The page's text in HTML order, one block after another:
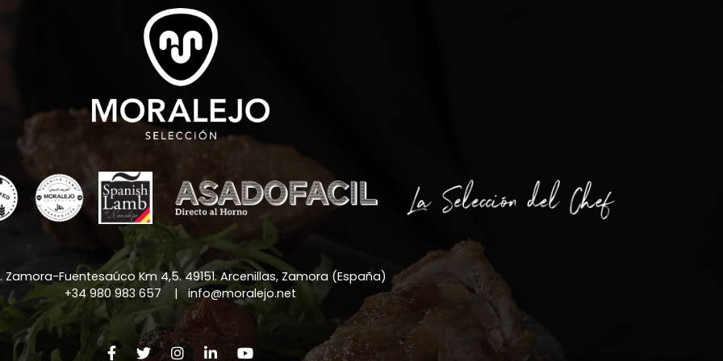
Zamora-Fuentesaúco Km 4,5.49151.Arcenillas, Zamora (España)
+34 980 983 657
|info@moralejo.net